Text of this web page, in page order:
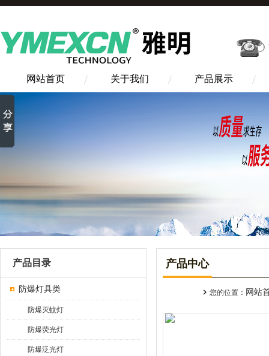
网站首页 关于我们 产品展示
产品目录
防爆灯具类
防爆灭蚊灯
防爆荧光灯
防爆泛光灯
产品中心
您的位置： 网站